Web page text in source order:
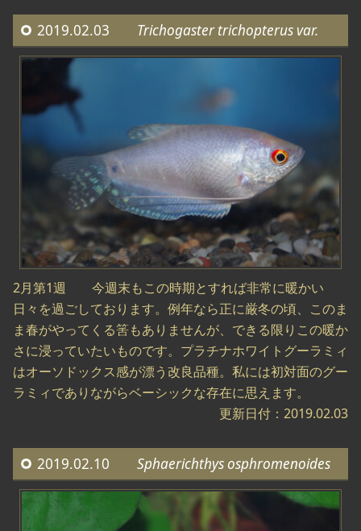
2019.02.03 Trichogaster trichopterus var.
2月第1週 今週末もこの時期とすれば非常に暖かい
日々を過ごしております。例年なら正に厳冬の頃、このま
ま春がやってくる筈もありませんが、できる限りこの暖か
さに浸っていたいものです。プラチナホワイトグーラミィ
はオーソドックス感が漂う改良品種。私には初対面のグー
ラミィでありながらベーシックな存在に思えます。
更新日付：2019.02.03
2019.02.10 Sphaerichthys osphromenoides